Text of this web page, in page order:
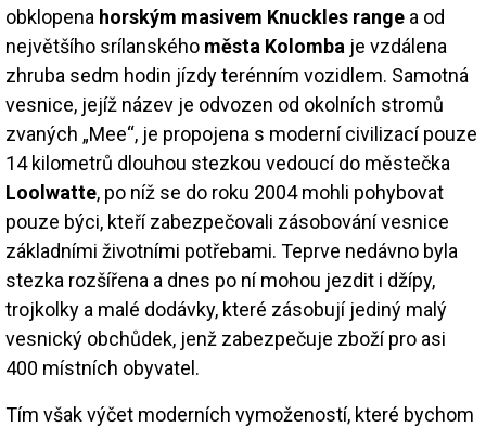
obklopena horským masivem Knuckles range a od
největšího srílanského města Kolomba je vzdálena
zhruba sedm hodin jízdy terénním vozidlem. Samotná
vesnice, jejíž název je odvozen od okolních stromů
zvaných „Mee“, je propojena s moderní civilizací pouze
14 kilometrů dlouhou stezkou vedoucí do městečka
Loolwatte, po níž se do roku 2004 mohli pohybovat
pouze býci, kteří zabezpečovali zásobování vesnice
základními životními potřebami. Teprve nedávno byla
stezka rozšířena a dnes po ní mohou jezdit i džípy,
trojkolky a malé dodávky, které zásobují jediný malý
vesnický obchůdek, jenž zabezpečuje zboží pro asi
400 místních obyvatel.
Tím však výčet moderních vymožeností, které bychom